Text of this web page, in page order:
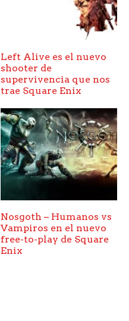
Left Alive es el nuevo
shooter de
supervivencia que nos
trae Square Enix
Nosgoth – Humanos vs
Vampiros en el nuevo
free-to-play de Square
Enix